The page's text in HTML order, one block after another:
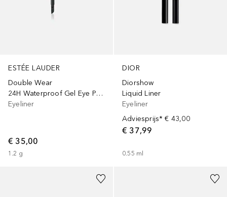
ESTÉE LAUDER
Double Wear
24H Waterproof Gel Eye Pencil
Eyeliner
€ 35,00
1.2 g
DIOR
Diorshow
Liquid Liner
Eyeliner
Adviesprijs* € 43,00
€ 37,99
0.55 ml
+5